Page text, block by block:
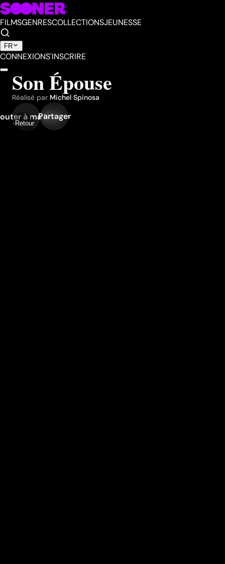
FILMSGENRESCOLLECTIONSJEUNESSE
FR
CONNEXIONS'INSCRIRE
Retour
Son Épouse
Réalisé par Michel Spinosa
à ma liste
Partager